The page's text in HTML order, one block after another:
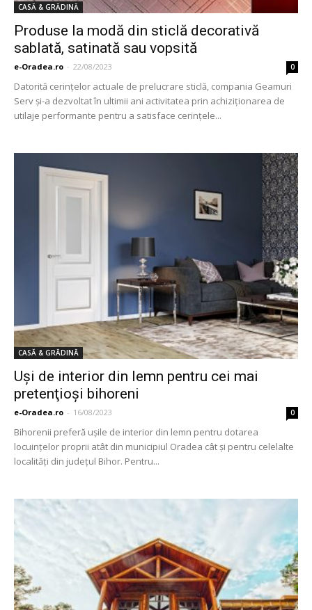
CASĂ & GRĂDINĂ
Produse la modă din sticlă decorativă
sablată, satinată sau vopsită
e-Oradea.ro - 22/08/2023 0
Datorită cerințelor actuale de prelucrare sticlă, compania Geamuri
Serv și-a dezvoltat în ultimii ani activitatea prin achiziționarea de
utilaje performante pentru a satisface cerințele...
CASĂ & GRĂDINĂ
Uşi de interior din lemn pentru cei mai
pretenţioşi bihoreni
e-Oradea.ro - 16/08/2023 0
Bihorenii preferă uşile de interior din lemn pentru dotarea
locuinţelor proprii atât din municipiul Oradea cât şi pentru celelalte
localităţi din judeţul Bihor. Pentru...